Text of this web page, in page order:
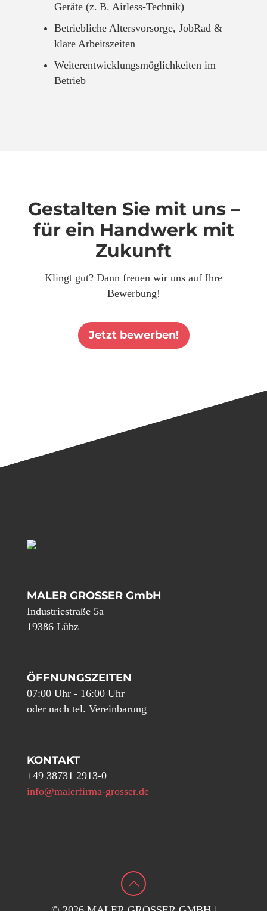
Geräte (z. B. Airless-Technik)
Betriebliche Altersvorsorge, JobRad &
klare Arbeitszeiten
Weiterentwicklungsmöglichkeiten im
Betrieb
Gestalten Sie mit uns –
für ein Handwerk mit
Zukunft
Klingt gut? Dann freuen wir uns auf Ihre
Bewerbung!
Jetzt bewerben!
MALER GROSSER GmbH
Industriestraße 5a
19386 Lübz
ÖFFNUNGSZEITEN
07:00 Uhr - 16:00 Uhr
oder nach tel. Vereinbarung
KONTAKT
+49 38731 2913-0
info@malerfirma-grosser.de